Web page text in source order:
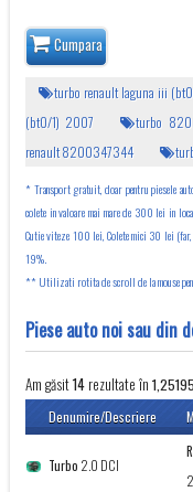
Cumpara
turbo renault laguna iii
(bt0/1) 2007
turbo
renault 8200347344
* Transport gratuit, doar pentru piesele
colete in valoare mai mare de 300 lei in
Cutie viteze 100 lei, Colete mici 30 lei (far,
19%.
** Utilizati rotita de scroll de la mouse
Piese auto noi sau din
Am găsit14rezultate în
Denumire/Descriere
Turbo 2.0 DCI